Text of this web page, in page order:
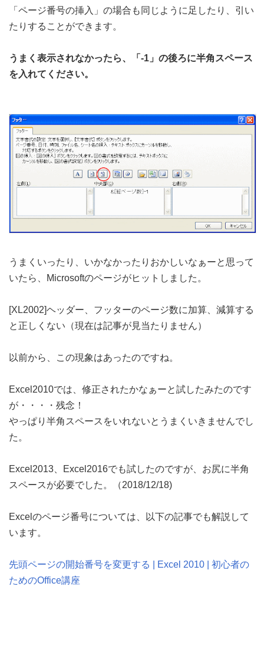
「ページ番号の挿入」の場合も同じように足したり、引い
たりすることができます。
うまく表示されなかったら、「-1」の後ろに半角スペース
を入れてください。
うまくいったり、いかなかったりおかしいなぁーと思って
いたら、Microsoftのページがヒットしました。
[XL2002]ヘッダー、フッターのページ数に加算、減算する
と正しくない（現在は記事が見当たりません）
以前から、この現象はあったのですね。
Excel2010では、修正されたかなぁーと試したみたのです
が・・・・残念！
やっぱり半角スペースをいれないとうまくいきませんでし
た。
Excel2013、Excel2016でも試したのですが、お尻に半角
スペースが必要でした。（2018/12/18)
Excelのページ番号については、以下の記事でも解説して
います。
先頭ページの開始番号を変更する | Excel 2010 | 初心者の
ためのOffice講座